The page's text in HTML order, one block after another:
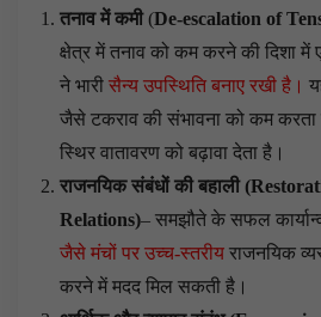
तनाव में कमी(De-escalation of
क्षेत्र में तनाव को कम करने की दिशा में
ने भारी सैन्य उपस्थिति बनाए रखी है।
जैसे टकराव की संभावना को कम
स्थिर वातावरण को बढ़ावा देता है।
राजनयिक संबंधों की बहाली(
Relations)– समझौते के सफल
जैसे मंचों पर उच्च-स्तरीय राजनयिक
करने में मदद मिल सकती है।